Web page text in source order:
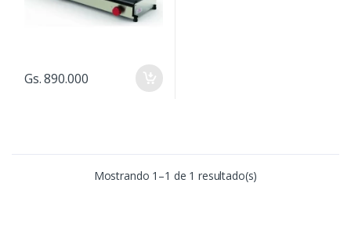
Gs. 890.000
Mostrando 1–1 de 1 resultado(s)